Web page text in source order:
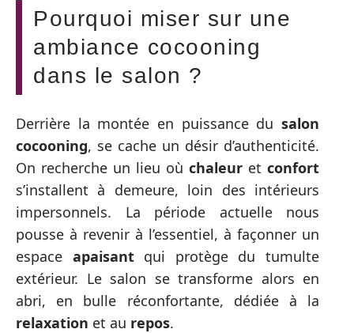
Pourquoi miser sur une
ambiance cocooning
dans le salon ?
Derrière la montée en puissance du salon
cocooning, se cache un désir d’authenticité.
On recherche un lieu où chaleur et confort
s’installent à demeure, loin des intérieurs
impersonnels. La période actuelle nous
pousse à revenir à l’essentiel, à façonner un
espace apaisantqui protège du tumulte
extérieur. Le salon se transforme alors en
abri, en bulle réconfortante, dédiée à la
relaxation et au repos.